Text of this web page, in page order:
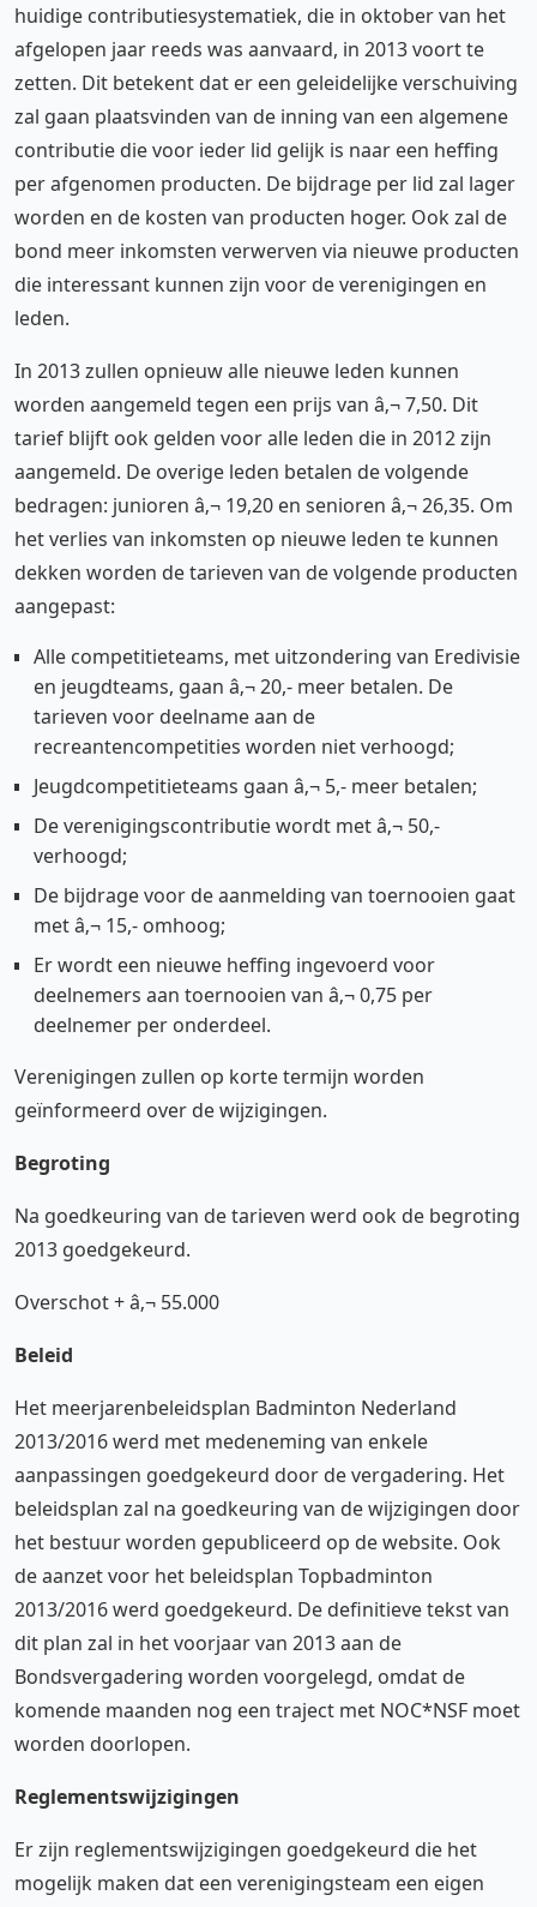
huidige contributiesystematiek, die in oktober van het
afgelopen jaar reeds was aanvaard, in 2013 voort te
zetten. Dit betekent dat er een geleidelijke verschuiving
zal gaan plaatsvinden van de inning van een algemene
contributie die voor ieder lid gelijk is naar een heffing
per afgenomen producten. De bijdrage per lid zal lager
worden en de kosten van producten hoger. Ook zal de
bond meer inkomsten verwerven via nieuwe producten
die interessant kunnen zijn voor de verenigingen en
leden.
In 2013 zullen opnieuw alle nieuwe leden kunnen
worden aangemeld tegen een prijs van â‚¬ 7,50. Dit
tarief blijft ook gelden voor alle leden die in 2012 zijn
aangemeld. De overige leden betalen de volgende
bedragen: junioren â‚¬ 19,20 en senioren â‚¬ 26,35. Om
het verlies van inkomsten op nieuwe leden te kunnen
dekken worden de tarieven van de volgende producten
aangepast:
Alle competitieteams, met uitzondering van Eredivisie
en jeugdteams, gaan â‚¬ 20,- meer betalen. De
tarieven voor deelname aan de
recreantencompetities worden niet verhoogd;
Jeugdcompetitieteams gaan â‚¬ 5,- meer betalen;
De verenigingscontributie wordt met â‚¬ 50,-
verhoogd;
De bijdrage voor de aanmelding van toernooien gaat
met â‚¬ 15,- omhoog;
Er wordt een nieuwe heffing ingevoerd voor
deelnemers aan toernooien van â‚¬ 0,75 per
deelnemer per onderdeel.
Verenigingen zullen op korte termijn worden
geïnformeerd over de wijzigingen.
Begroting
Na goedkeuring van de tarieven werd ook de begroting
2013 goedgekeurd.
Overschot + â‚¬ 55.000
Beleid
Het meerjarenbeleidsplan Badminton Nederland
2013/2016 werd met medeneming van enkele
aanpassingen goedgekeurd door de vergadering. Het
beleidsplan zal na goedkeuring van de wijzigingen door
het bestuur worden gepubliceerd op de website. Ook
de aanzet voor het beleidsplan Topbadminton
2013/2016 werd goedgekeurd. De definitieve tekst van
dit plan zal in het voorjaar van 2013 aan de
Bondsvergadering worden voorgelegd, omdat de
komende maanden nog een traject met NOC*NSF moet
worden doorlopen.
Reglementswijzigingen
Er zijn reglementswijzigingen goedgekeurd die het
mogelijk maken dat een verenigingsteam een eigen